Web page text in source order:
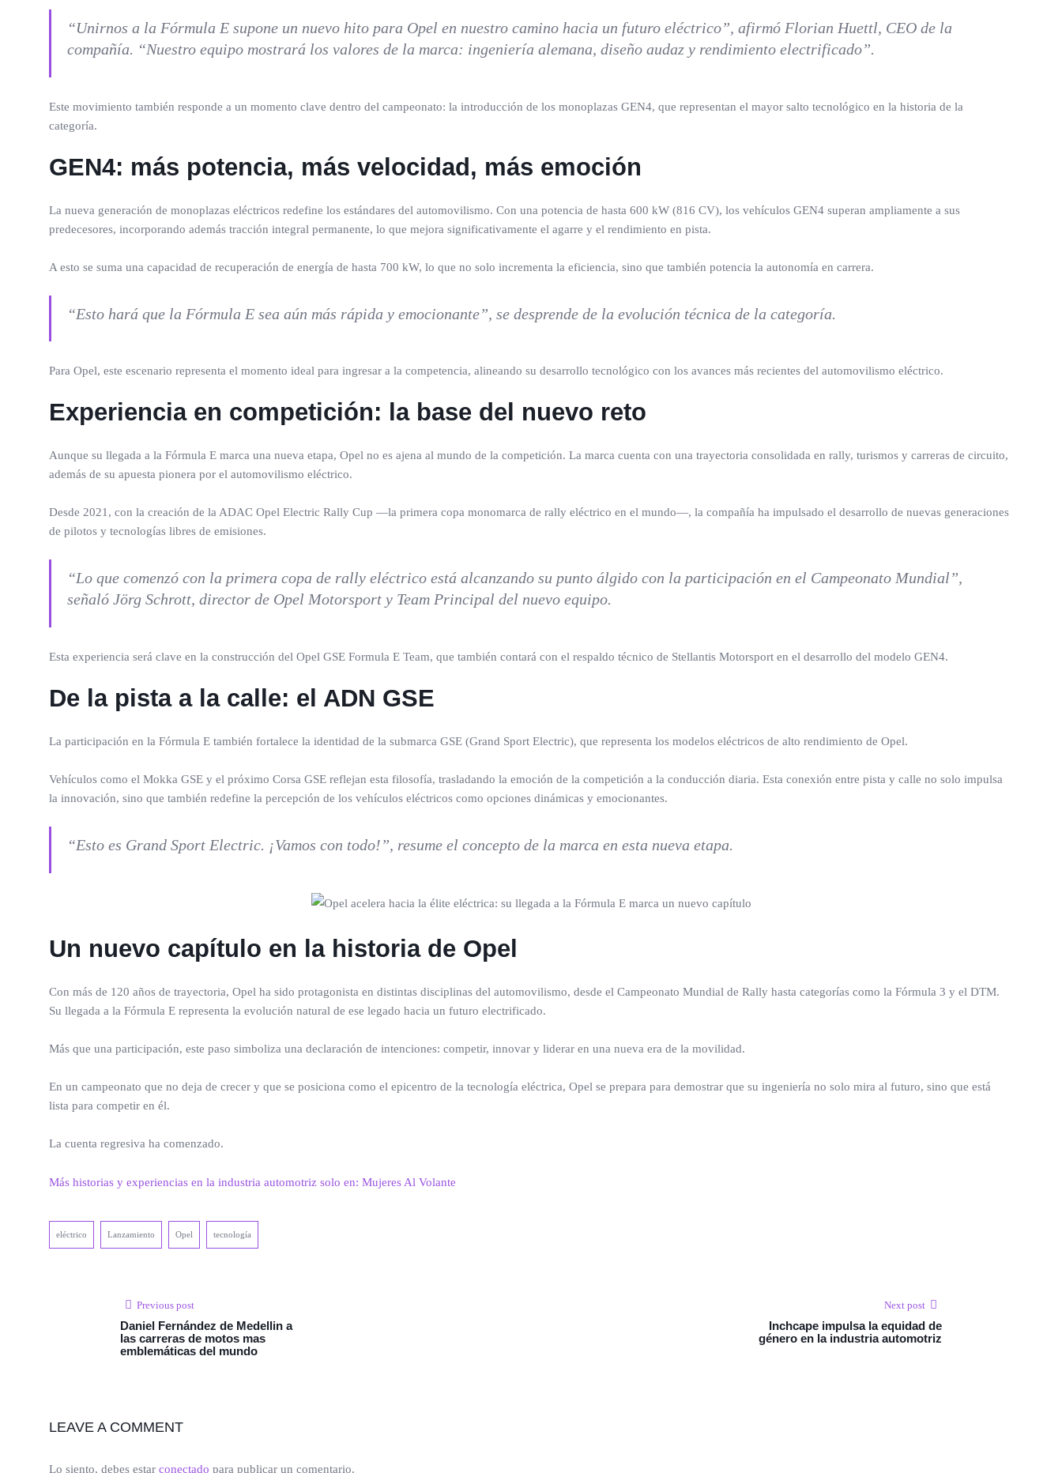
“Unirnos a la Fórmula E supone un nuevo hito para Opel en nuestro camino hacia un futuro eléctrico”, afirmó Florian Huettl, CEO de la
compañía. “Nuestro equipo mostrará los valores de la marca: ingeniería alemana, diseño audaz y rendimiento electrificado”.
Este movimiento también responde a un momento clave dentro del campeonato: la introducción de los monoplazas GEN4, que representan el mayor salto tecnológico en la historia de la
categoría.
GEN4: más potencia, más velocidad, más emoción
La nueva generación de monoplazas eléctricos redefine los estándares del automovilismo. Con una potencia de hasta 600 kW (816 CV), los vehículos GEN4 superan ampliamente a sus
predecesores, incorporando además tracción integral permanente, lo que mejora significativamente el agarre y el rendimiento en pista.
A esto se suma una capacidad de recuperación de energía de hasta 700 kW, lo que no solo incrementa la eficiencia, sino que también potencia la autonomía en carrera.
“Esto hará que la Fórmula E sea aún más rápida y emocionante”, se desprende de la evolución técnica de la categoría.
Para Opel, este escenario representa el momento ideal para ingresar a la competencia, alineando su desarrollo tecnológico con los avances más recientes del automovilismo eléctrico.
Experiencia en competición: la base del nuevo reto
Aunque su llegada a la Fórmula E marca una nueva etapa, Opel no es ajena al mundo de la competición. La marca cuenta con una trayectoria consolidada en rally, turismos y carreras de circuito,
además de su apuesta pionera por el automovilismo eléctrico.
Desde 2021, con la creación de la ADAC Opel Electric Rally Cup —la primera copa monomarca de rally eléctrico en el mundo—, la compañía ha impulsado el desarrollo de nuevas generaciones
de pilotos y tecnologías libres de emisiones.
“Lo que comenzó con la primera copa de rally eléctrico está alcanzando su punto álgido con la participación en el Campeonato Mundial”,
señaló Jörg Schrott, director de Opel Motorsport y Team Principal del nuevo equipo.
Esta experiencia será clave en la construcción del Opel GSE Formula E Team, que también contará con el respaldo técnico de Stellantis Motorsport en el desarrollo del modelo GEN4.
De la pista a la calle: el ADN GSE
La participación en la Fórmula E también fortalece la identidad de la submarca GSE (Grand Sport Electric), que representa los modelos eléctricos de alto rendimiento de Opel.
Vehículos como el Mokka GSE y el próximo Corsa GSE reflejan esta filosofía, trasladando la emoción de la competición a la conducción diaria. Esta conexión entre pista y calle no solo impulsa
la innovación, sino que también redefine la percepción de los vehículos eléctricos como opciones dinámicas y emocionantes.
“Esto es Grand Sport Electric. ¡Vamos con todo!”, resume el concepto de la marca en esta nueva etapa.
Un nuevo capítulo en la historia de Opel
Con más de 120 años de trayectoria, Opel ha sido protagonista en distintas disciplinas del automovilismo, desde el Campeonato Mundial de Rally hasta categorías como la Fórmula 3 y el DTM.
Su llegada a la Fórmula E representa la evolución natural de ese legado hacia un futuro electrificado.
Más que una participación, este paso simboliza una declaración de intenciones: competir, innovar y liderar en una nueva era de la movilidad.
En un campeonato que no deja de crecer y que se posiciona como el epicentro de la tecnología eléctrica, Opel se prepara para demostrar que su ingeniería no solo mira al futuro, sino que está
lista para competir en él.
La cuenta regresiva ha comenzado.
Más historias y experiencias en la industria automotriz solo en: Mujeres Al Volante
eléctrico Lanzamiento Opel tecnología
Previous post
Daniel Fernández de Medellin a
las carreras de motos mas
emblemáticas del mundo
Next post
Inchcape impulsa la equidad de
género en la industria automotriz
LEAVE A COMMENT
Lo siento, debes estar conectado para publicar un comentario.